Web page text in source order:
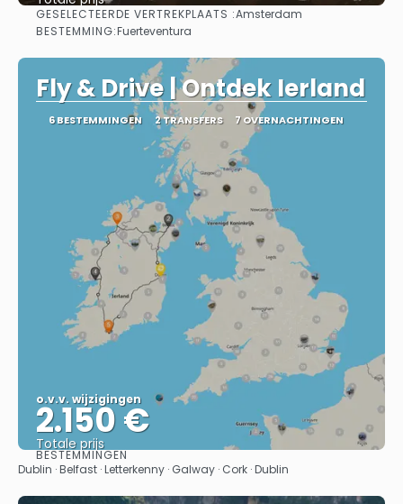
Bekijk
GESELECTEERDE VERTREKPLAATS :Amsterdam
BESTEMMING:Fuerteventura
Fly & Drive | Ontdek Ierland
6 BESTEMMINGEN 2 TRANSFERS 7 OVERNACHTINGEN
o.v.v. wijzigingen
2.150 €
Totale prijs
Bekijk
BESTEMMINGEN
Dublin · Belfast · Letterkenny · Galway · Cork · Dublin